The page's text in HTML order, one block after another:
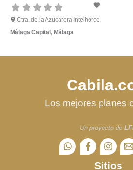
Ctra. de la Azucarera Intelhorce
Málaga Capital, Málaga
Los mejores planes
Un proyecto de
Sitios